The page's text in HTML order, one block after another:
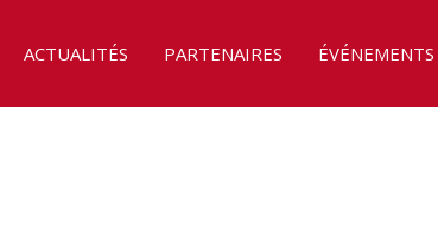
ACTUALITÉS PARTENAIRES ÉVÉNEMENTS